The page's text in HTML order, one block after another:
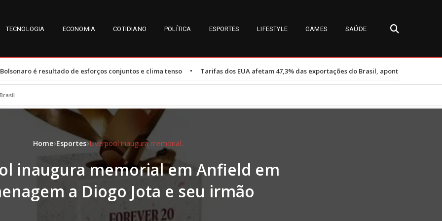
TECNOLOGIA ECONOMIA COTIDIANO POLÍTICA ESPORTES LIFESTYLE GAMES SAÚDE
de esforços conjuntos e clima tenso•Tarifas dos EUA afetam 47,3% das exportações do Brasil, aponta governo•Miss Universe
Brasil
Home Esportes Liverpool inaugura memorial em Anfield em homenagem a Diogo Jota e seu irmão
inaugura memorial em Anfield em
a Diogo Jota e seu irmão